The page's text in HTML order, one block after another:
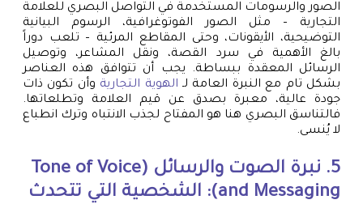
الصور والرسومات المستخدمة في التواصل البصري للعلامة
التجارية – مثل الصور الفوتوغرافية، الرسوم البيانية
التوضيحية، الأيقونات، وحتى المقاطع المرئية – تلعب دوراً
بالغ الأهمية في سرد القصة، ونقل المشاعر، وتوصيل
الرسائل المعقدة ببساطة. يجب أن تتوافق هذه العناصر
بشكل تام مع النبرة العامة لـ الهوية التجارية وأن تكون ذات
جودة عالية، معبرة بصدق عن قيم العلامة وتطلعاتها.
فالتناسق البصري هنا هو المفتاح لجذب الانتباه وترك انطباع
لا يُنسى.
5. نبرة الصوت والرسائل (Tone of Voice
and Messaging): الشخصية التي تتحدث